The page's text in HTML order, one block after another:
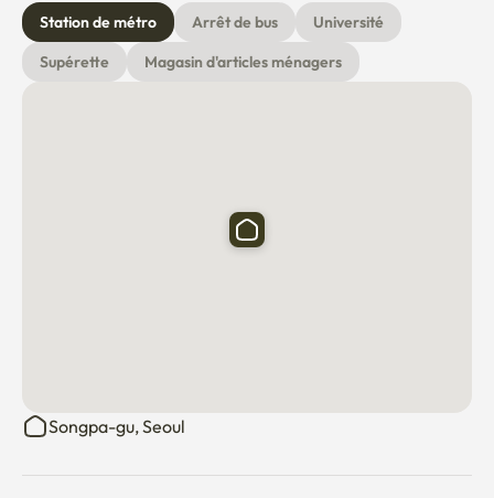
L'enregistrement anticipé et le départ tardif sont
disponibles moyennant des frais supplémentaires et
doivent être demandés par chat.
Station de métro Arrêt de bus
Université
Supérette
Magasin d'articles ménagers
Songpa-gu, Seoul